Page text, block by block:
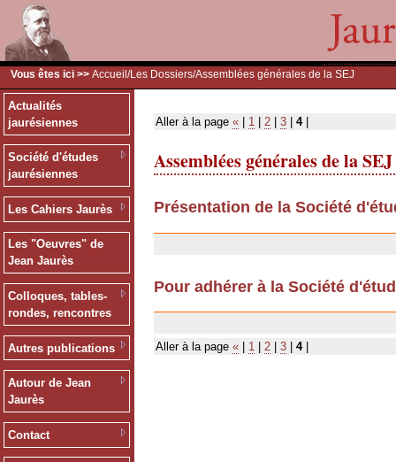
Vous êtes ici >> Accueil /Les Dossiers/Assemblées générales de la SEJ
Actualités
jaurésiennes
Société d'études
jaurésiennes
Les Cahiers Jaurès
Les "Oeuvres" de
Jean Jaurès
Colloques, tables-
rondes, rencontres
Autres publications
Autour de Jean
Jaurès
Contact
Aller à la page « 1 2 3 4|
Assemblées générales de la SEJ
Présentation de la Société
Pour adhérer à la Société
Aller à la page « 1 2 3 4|